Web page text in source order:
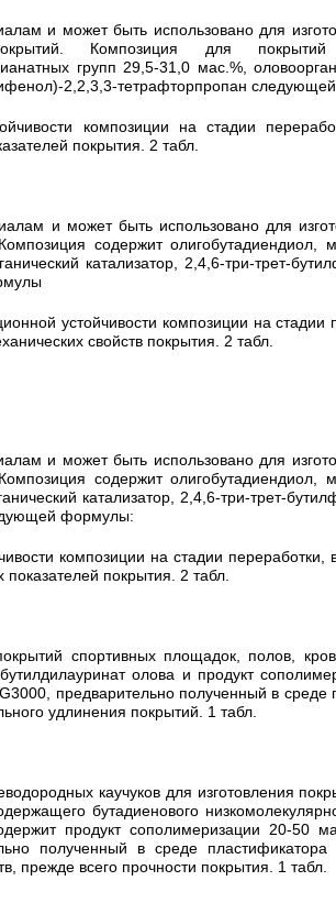
и может быть использовано для
Композиция для покрытий
групп 29,5-31,0 мас.%,
2,2,3,3-тетрафторпропан
композиции на стадии
покрытия. 2 табл.
и может быть использовано для
содержит
катализатор, 2,4,6-три-трет-
устойчивости композиции на
свойств покрытия. 2 табл.
и может быть использовано для
содержит
катализатор, 2,4,6-три-трет-
формулы:
композиции на стадии
покрытия. 2 табл.
спортивных площадок, полов,
олова и продукт
предварительно полученный в
удлинения покрытий. 1 табл.
каучуков для изготовления
бутадиенового
продукт сополимеризации 20-50
полученный в среде
прежде всего прочности покрытия. 1 табл.